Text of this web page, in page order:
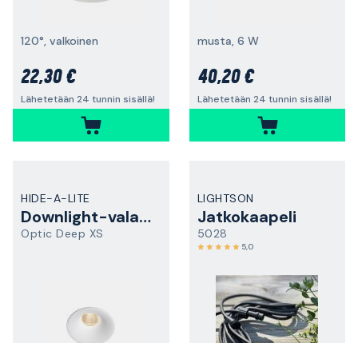
120°, valkoinen
22,30 €
Lähetetään 24 tunnin sisällä!
musta, 6 W
40,20 €
Lähetetään 24 tunnin sisällä!
HIDE-A-LITE
Downlight-valaisin
Optic Deep XS
LIGHTSON
Jatkokaapeli
5028
5,0